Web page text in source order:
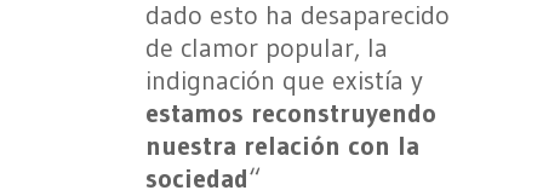
dado esto ha desaparecido
de clamor popular, la
indignación que existía y
estamos reconstruyendo
nuestra relación con la
sociedad“